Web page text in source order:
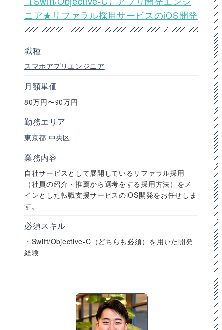
ニア★リファラル採用サービスのiOS開発
職種
スマホアプリエンジニア
月額単価
80万円〜90万円
勤務エリア
東京都 中央区
業務内容
自社サービスとして展開しているリファラル採用
（社員の紹介・推薦から選考をする採用方法）をメ
インとした転職支援サービスのiOS開発をお任せしま
す。
必須スキル
・Swift/Objective-C（どちらも必須）を用いた開発
経験